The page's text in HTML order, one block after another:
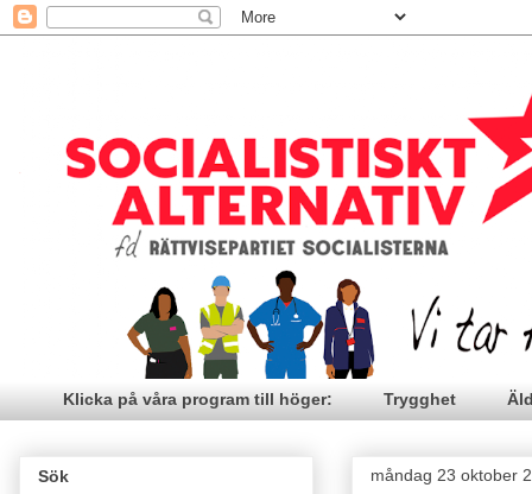
Klicka på våra program till höger: Trygghet
måndag 23 oktober
Sök